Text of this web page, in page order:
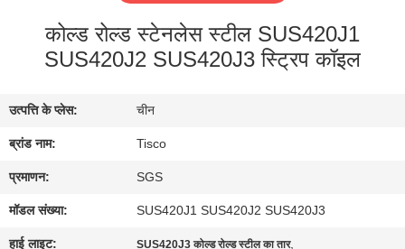
कारखाना
गुणवत्ता
नियंत्रण
संपर्क
कोल्ड रोल्ड स्टेनलेस स्टील SUS420J1
SUS420J2 SUS420J3 स्ट्रिप कॉइल
उत्पत्ति के प्लेस: चीन
ब्रांड नाम: Tisco
प्रमाणन: SGS
मॉडल संख्या: SUS420J1 SUS420J2 SUS420J3
हाई लाइट: SUS420J3 कोल्ड रोल्ड स्टील का तार,